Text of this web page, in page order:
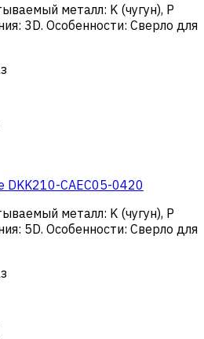
металл: K (чугун), Р
: 3D. Особенности: Сверло для
DKK210-CAEC05-0420
металл: K (чугун), Р
: 5D. Особенности: Сверло для